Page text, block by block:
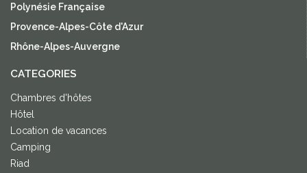
Polynésie Française
Provence-Alpes-Côte d'Azur
Rhône-Alpes-Auvergne
CATEGORIES
Chambres d'hôtes
Hôtel
Location de vacances
Camping
Riad